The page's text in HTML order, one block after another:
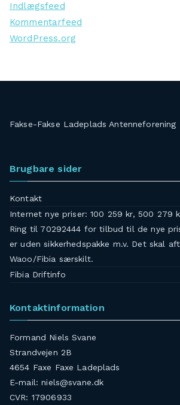
Indlægsfeed
Kommentarfeed
WordPress.org
Fakse-Fakse Ladeplads Antenneforening
Brugbare sider
Kontakt
Internet nye priser: 100 259 kr, 500 279
Ring til 70292444 for tilbud til de nye
er uden sikkerhedspakke m.v. Det skal
Waoo/Fibia særskilt.
Fibia Driftinfo
Kontaktinformation
Formand Niels Svane
Strandvejen 2B
4654 Faxe Faxe Ladeplads
E-mail: niels@svane.dk
CVR: 17906933